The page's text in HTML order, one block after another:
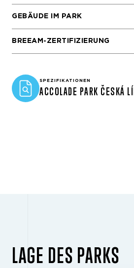
GEBÄUDE IM PARK
BREEAM-ZERTIFIZIERUNG
SPEZIFIKATIONEN
ACCOLADE PARK ČESKÁ
LAGE DES PARKS